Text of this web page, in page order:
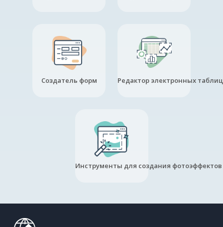
Создатель форм Редактор электронных таблиц
Инструменты для создания фотоэффектов